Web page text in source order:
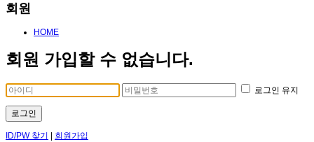
회원
HOME
회원 가입할 수 없습니다.
로그인 유지
로그인
ID/PW 찾기 회원가입